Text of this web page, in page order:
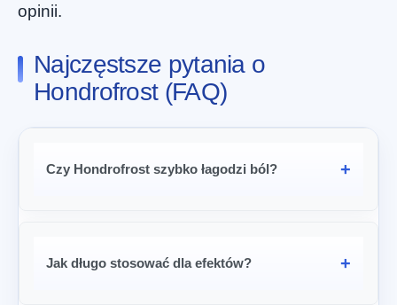
opinii.
Najczęstsze pytania o
Hondrofrost (FAQ)
Czy Hondrofrost szybko łagodzi ból?
Jak długo stosować dla efektów?